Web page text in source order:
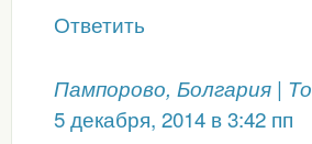
Ответить
Пампорово, Болгария |
5 декабря, 2014 в 3:42 пп